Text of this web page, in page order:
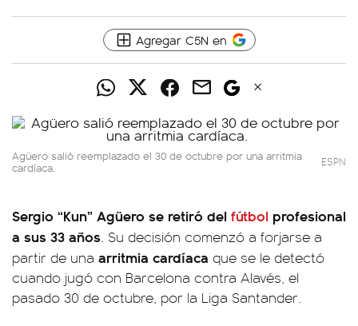
Agregar C5N en
Agüero salió reemplazado el 30 de octubre por una arritmia
cardíaca. ESPN
Sergio “Kun” Agüero se retiró del fútbol profesional
a sus 33 años. Su decisión comenzó a forjarse a
partir de una arritmia cardíaca que se le detectó
cuando jugó con Barcelona contra Alavés, el
pasado 30 de octubre, por la Liga Santander.